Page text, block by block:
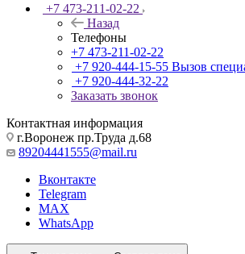
+7 473-211-02-22
Назад
Телефоны
+7 473-211-02-22
+7 920-444-15-55 Вызов
+7 920-444-32-22
Заказать звонок
Контактная информация
г.Воронеж пр.Труда д.68
89204441555@mail.ru
Вконтакте
Telegram
MAX
WhatsApp